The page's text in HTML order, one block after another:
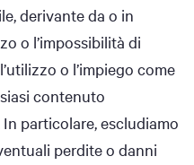
derivante da o in
o l’impossibilità di
o l’impiego come
contenuto
particolare, escludiamo
perdite o danni